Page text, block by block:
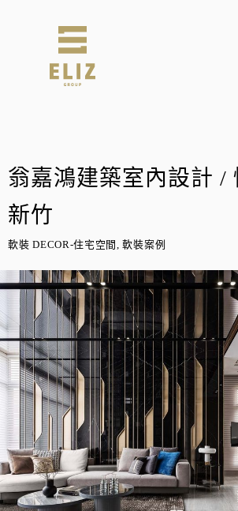
翁嘉鴻建築室內設計 /
新竹
軟裝 DECOR-住宅空間, 軟裝案例